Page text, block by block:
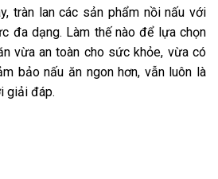
tràn lan các sản phẩm nồi nấu với
đa dạng. Làm thế nào để lựa chọn
vừa an toàn cho sức khỏe, vừa có
bảo nấu ăn ngon hơn, vẫn luôn là
giải đáp.